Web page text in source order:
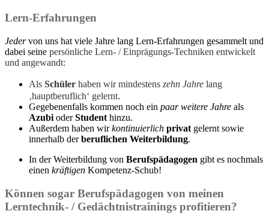
Lern-Erfahrungen
Jedervon uns hat viele Jahre lang Lern-Erfahrungen gesammelt und
dabei seine persönliche Lern- / Einprägungs-Techniken entwickelt
und angewandt:
Als Schüler haben wirmindestens zehn Jahre lang
‚hauptberuflich‘ gelernt.
Gegebenenfalls kommen noch ein paar weitere Jahre als
Azubi oderStudent hinzu.
Außerdem haben wirkontinuierlich privat gelernt sowie
innerhalb derberuflichen Weiterbildung.
In der Weiterbildung von Berufspädagogen gibt es nochmals
einen kräftigen Kompetenz-Schub!
Können sogar Berufspädagogen von meinen
Lerntechnik- / Gedächtnistrainings profitieren?